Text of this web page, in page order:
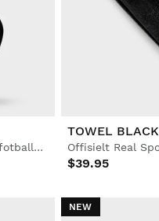
Offisielle Real Sporting de Gijón-fotballsokker for voksne
TOWEL BLACK
$39.95
NEW